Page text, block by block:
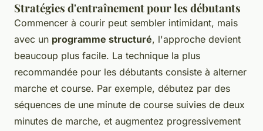
Stratégies d'entraînement pour les débutants
Commencer à courir peut sembler intimidant, mais
avec un programme structuré, l'approche devient
beaucoup plus facile. La technique la plus
recommandée pour les débutants consiste à alterner
marche et course. Par exemple, débutez par des
séquences de une minute de course suivies de deux
minutes de marche, et augmentez progressivement